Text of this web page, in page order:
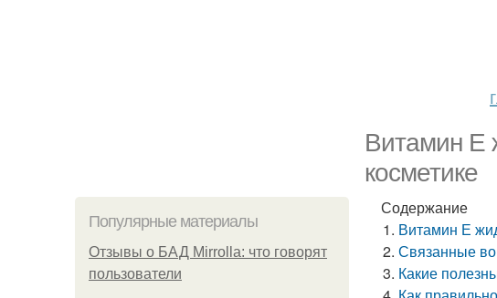
Витамин Е
косметике
Популярные материалы
Отзывы о БАД Mirrolla: что говорят
пользователи
Содержание
Витамин Е
Связанные
Какие